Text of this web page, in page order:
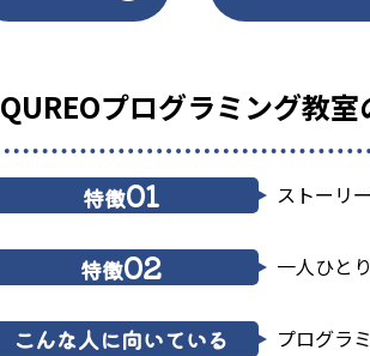
QUREOプログラミング教
特徴01 ストーリ
特徴02 一人ひと
こんな人に向いている プログラ